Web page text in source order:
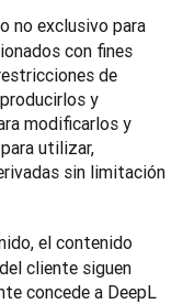
no exclusivo para
con fines
de
y
modificarlos y
utilizar,
sin limitación
el contenido
cliente siguen
concede a DeepL